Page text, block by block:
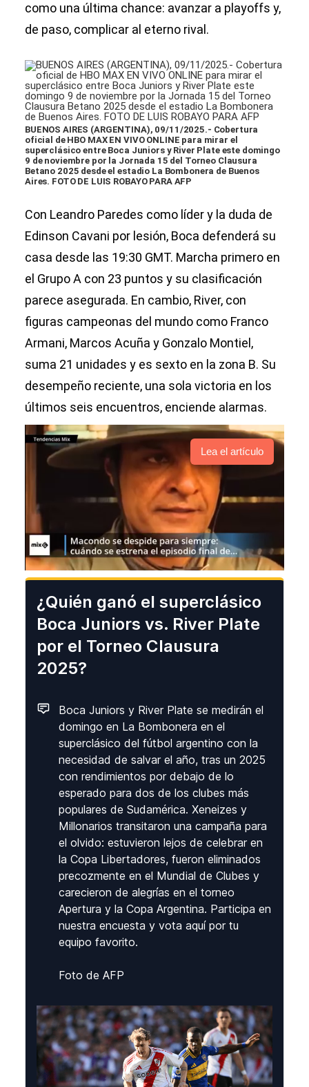
como una última chance: avanzar a playoffs y,
de paso, complicar al eterno rival.
BUENOS AIRES (ARGENTINA), 09/11/2025.- Cobertura
oficial de HBO MAX EN VIVO ONLINE para mirar el
superclásico entre Boca Juniors y River Plate este domingo
9 de noviembre por la Jornada 15 del Torneo Clausura
Betano 2025 desde el estadio La Bombonera de Buenos
Aires. FOTO DE LUIS ROBAYO PARA AFP
Con Leandro Paredes como líder y la duda de
Edinson Cavani por lesión, Boca defenderá su
casa desde las 19:30 GMT. Marcha primero en
el Grupo A con 23 puntos y su clasificación
parece asegurada. En cambio, River, con
figuras campeonas del mundo como Franco
Armani, Marcos Acuña y Gonzalo Montiel,
suma 21 unidades y es sexto en la zona B. Su
desempeño reciente, una sola victoria en los
últimos seis encuentros, enciende alarmas.
Lea el artículo